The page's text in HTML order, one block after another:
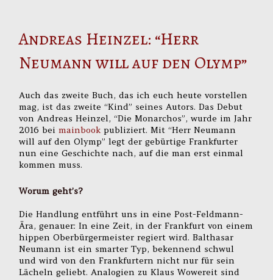
Andreas Heinzel: “Herr
Neumann will auf den Olymp”
Auch das zweite Buch, das ich euch heute vorstellen
mag, ist das zweite “Kind” seines Autors. Das Debut
von Andreas Heinzel, “Die Monarchos”, wurde im Jahr
2016 beimainbook publiziert. Mit “Herr Neumann
will auf den Olymp” legt der gebürtige Frankfurter
nun eine Geschichte nach, auf die man erst einmal
kommen muss.
Worum geht’s?
Die Handlung entführt uns in eine Post-Feldmann-
Ära, genauer: In eine Zeit, in der Frankfurt von einem
hippen Oberbürgermeister regiert wird. Balthasar
Neumann ist ein smarter Typ, bekennend schwul
und wird von den Frankfurtern nicht nur für sein
Lächeln geliebt. Analogien zu Klaus Wowereit sind